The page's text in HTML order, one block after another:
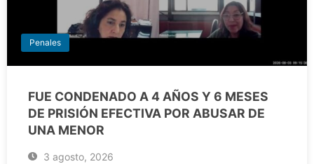
Penales
FUE CONDENADO A 4 AÑOS Y 6 MESES
DE PRISIÓN EFECTIVA POR ABUSAR DE
UNA MENOR
3 agosto, 2026